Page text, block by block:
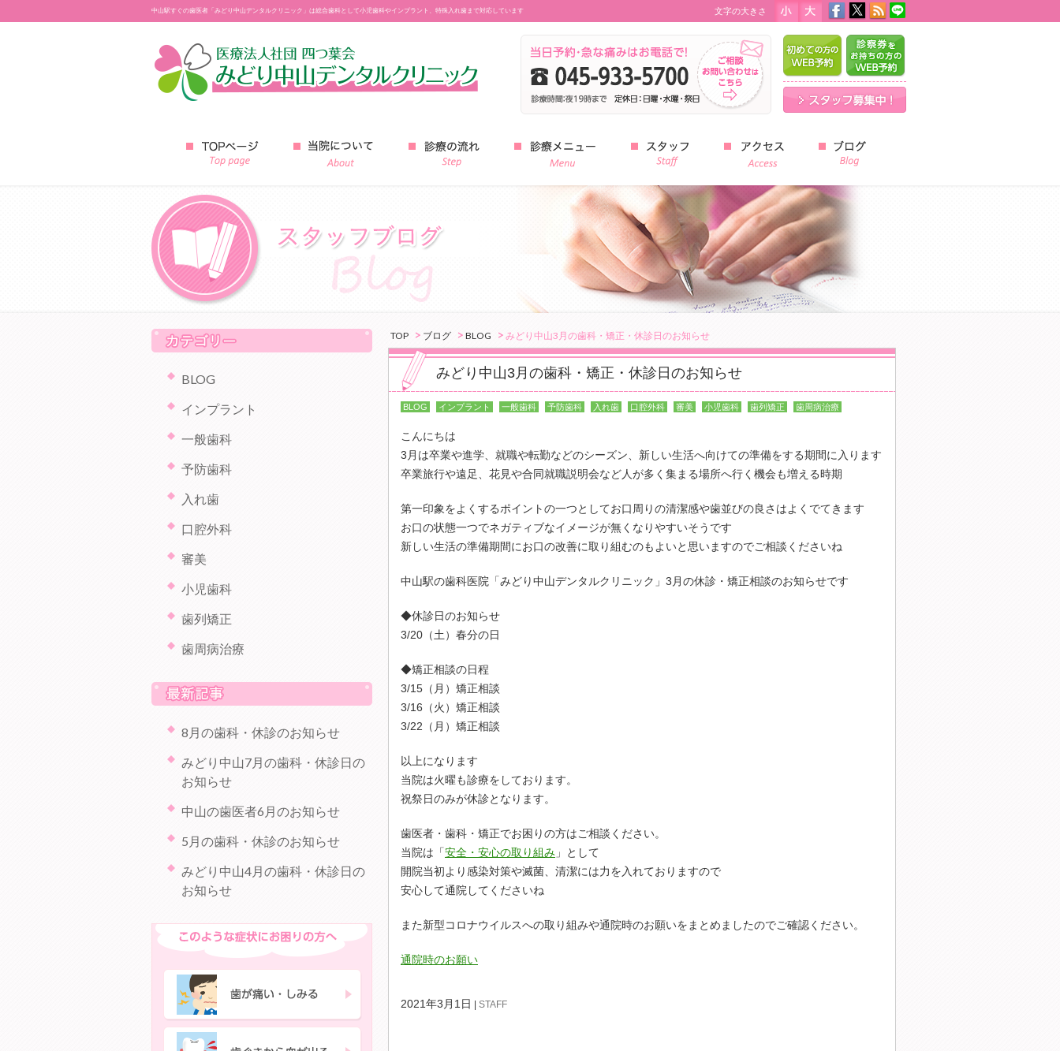
中山駅すぐの歯医者「みどり中山デンタルクリニック」は総合歯科として小児歯科やインプラント、特殊入れ歯まで対応しています 文字の大きさ
みどり中山デンタルクリニック はじめての方のWEB予約
TOP ブログ BLOG みどり中山3月の歯科・矯正・休診日のお知らせ
みどり中山3月の歯科・矯正・休診日のお知らせ
BLOG インプラント 一般歯科 予防歯科 入れ歯 口腔外科 審美 小児歯科 歯列矯正 歯周病治療
こんにちは
3月は卒業や進学、就職や転勤などのシーズン、新しい生活へ向けての準備をする期間に入ります
卒業旅行や遠足、花見や合同就職説明会など人が多く集まる場所へ行く機会も増える時期
第一印象をよくするポイントの一つとしてお口周りの清潔感や歯並びの良さはよくでてきます
お口の状態一つでネガティブなイメージが無くなりやすいそうです
新しい生活の準備期間にお口の改善に取り組むのもよいと思いますのでご相談くださいね
中山駅の歯科医院「みどり中山デンタルクリニック」3月の休診・矯正相談のお知らせです
◆休診日のお知らせ
3/20（土）春分の日
◆矯正相談の日程
3/15（月）矯正相談
3/16（火）矯正相談
3/22（月）矯正相談
以上になります
当院は火曜も診療をしております。
祝祭日のみが休診となります。
歯医者・歯科・矯正でお困りの方はご相談ください。
当院は「安全・安心の取り組み 」として
開院当初より感染対策や滅菌、清潔には力を入れておりますので
安心して通院してくださいね
また新型コロナウイルスへの取り組みや通院時のお願いをまとめましたのでご確認ください。
通院時のお願い
2021年3月1日 STAFF
BLOG
インプラント
一般歯科
予防歯科
入れ歯
口腔外科
審美
小児歯科
歯列矯正
歯周病治療
img src="/images/sp/contents/blog_h4_01.png" alt="最新記事">
8月の歯科・休診のお知らせ
みどり中山7月の歯科・休診日の
お知らせ
中山の歯医者6月のお知らせ
5月の歯科・休診のお知らせ
みどり中山4月の歯科・休診日の
お知らせ
このような症状にお困りの方へ